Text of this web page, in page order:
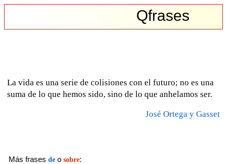
Qfrases
La vida es una serie de colisiones con el futuro; no es una
suma de lo que hemos sido, sino de lo que anhelamos ser.
José Ortega y Gasset
Más frases de o sobre: